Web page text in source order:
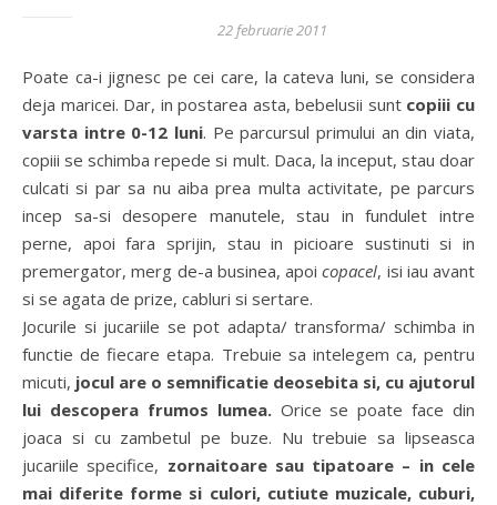
22 februarie 2011
Poate ca-i jignesc pe cei care, la cateva luni, se considera
deja maricei. Dar, in postarea asta, bebelusii sunt copiii cu
varsta intre 0-12 luni. Pe parcursul primului an din viata,
copiii se schimba repede si mult. Daca, la inceput, stau doar
culcati si par sa nu aiba prea multa activitate, pe parcurs
incep sa-si desopere manutele, stau in fundulet intre
perne, apoi fara sprijin, stau in picioare sustinuti si in
premergator, merg de-a businea, apoi copacel, isi iau avant
si se agata de prize, cabluri si sertare.
Jocurile si jucariile se pot adapta/ transforma/ schimba in
functie de fiecare etapa. Trebuie sa intelegem ca, pentru
micuti, jocul are o semnificatie deosebita si, cu ajutorul
lui descopera frumos lumea.Orice se poate face din
joaca si cu zambetul pe buze. Nu trebuie sa lipseasca
jucariile specifice, zornaitoare sau tipatoare – in cele
mai diferite forme si culori, cutiute muzicale, cuburi,